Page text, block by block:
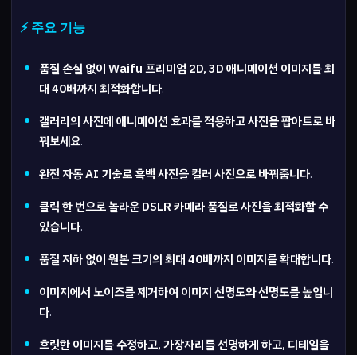
⚡ 주요 기능
품질 손실 없이 Waifu 프리미엄 2D, 3D 애니메이션 이미지를 최
대 40배까지 최적화합니다.
갤러리의 사진에 애니메이션 효과를 적용하고 사진을 팝아트로 바
꿔보세요.
완전 자동 AI 기술로 흑백 사진을 컬러 사진으로 바꿔줍니다.
클릭 한 번으로 놀라운 DSLR 카메라 품질로 사진을 최적화할 수
있습니다.
품질 저하 없이 원본 크기의 최대 40배까지 이미지를 확대합니다.
이미지에서 노이즈를 제거하여 이미지 선명도와 선명도를 높입니
다.
흐릿한 이미지를 수정하고, 가장자리를 선명하게 하고, 디테일을